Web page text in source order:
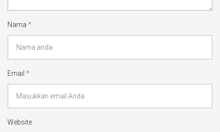
Nama *
Email *
Website